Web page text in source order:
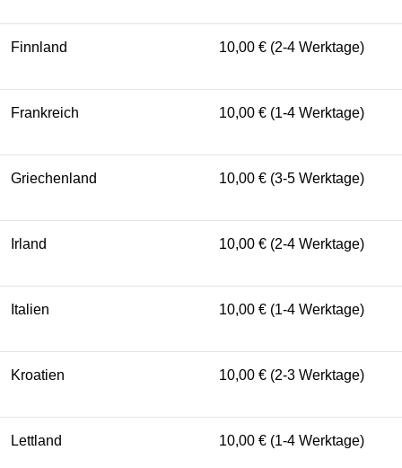
Finnland 10,00 € (2-4 Werktage)
Frankreich 10,00 € (1-4 Werktage)
Griechenland 10,00 € (3-5 Werktage)
Irland 10,00 € (2-4 Werktage)
Italien 10,00 € (1-4 Werktage)
Kroatien 10,00 € (2-3 Werktage)
Lettland 10,00 € (1-4 Werktage)